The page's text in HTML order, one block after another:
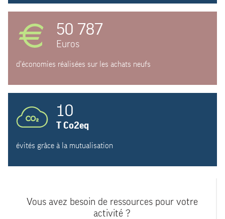
50 787
Euros
d'économies réalisées sur les achats neufs
10
T Co2eq
évités grâce à la mutualisation
Vous avez besoin de ressources pour votre
activité ?